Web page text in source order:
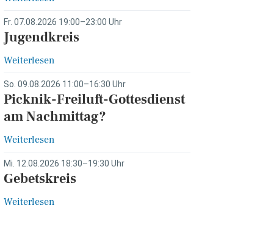
Fr. 07.08.2026 19:00–23:00 Uhr
Jugendkreis
Weiterlesen
So. 09.08.2026 11:00–16:30 Uhr
Picknik-Freiluft-Gottesdienst
am Nachmittag?
Weiterlesen
Mi. 12.08.2026 18:30–19:30 Uhr
Gebetskreis
Weiterlesen